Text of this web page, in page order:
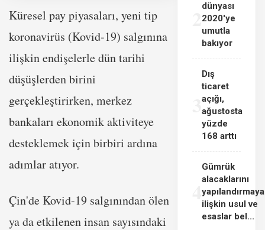
Küresel pay piyasaları, yeni tip
koronavirüs (Kovid-19) salgınına
ilişkin endişelerle dün tarihi
düşüşlerden birini
gerçekleştirirken, merkez
bankaları ekonomik aktiviteye
desteklemek için birbiri ardına
adımlar atıyor.
Çin'de Kovid-19 salgınından ölen
ya da etkilenen insan sayısındaki
dünyası
2020'ye
umutla
bakıyor
3
Dış
ticaret
açığı,
ağustosta
yüzde
168 arttı
4
Gümrük
alacaklarını
yapılandırmaya
ilişkin usul ve
esaslar bel...